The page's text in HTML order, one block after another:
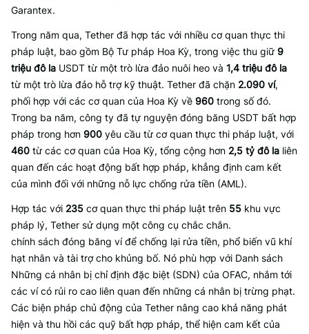
Garantex.
Trong năm qua, Tether đã hợp tác với nhiều cơ quan thực thi
pháp luật, bao gồm Bộ Tư pháp Hoa Kỳ, trong việc thu giữ 9
triệu đô la USDT từ một trò lừa đảo nuôi heo và 1,4 triệu đô la
từ một trò lừa đảo hỗ trợ kỹ thuật. Tether đã chặn 2.090 ví,
phối hợp với các cơ quan của Hoa Kỳ về 960 trong số đó.
Trong ba năm, công ty đã tự nguyện đóng băng USDT bất hợp
pháp trong hơn 900 yêu cầu từ cơ quan thực thi pháp luật, với
460 từ các cơ quan của Hoa Kỳ, tổng cộng hơn 2,5 tỷ đô la liên
quan đến các hoạt động bất hợp pháp, khẳng định cam kết
của mình đối với những nỗ lực chống rửa tiền (AML).
Hợp tác với 235 cơ quan thực thi pháp luật trên 55 khu vực
pháp lý, Tether sử dụng một công cụ chắc chắn.
chính sách đóng băng ví để chống lại rửa tiền, phổ biến vũ khí
hạt nhân và tài trợ cho khủng bố. Nó phù hợp với Danh sách
Những cá nhân bị chỉ định đặc biệt (SDN) của OFAC, nhắm tới
các ví có rủi ro cao liên quan đến những cá nhân bị trừng phạt.
Các biện pháp chủ động của Tether nâng cao khả năng phát
hiện và thu hồi các quỹ bất hợp pháp, thể hiện cam kết của